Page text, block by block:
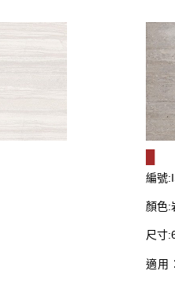
編號
顏色:
尺寸
適用